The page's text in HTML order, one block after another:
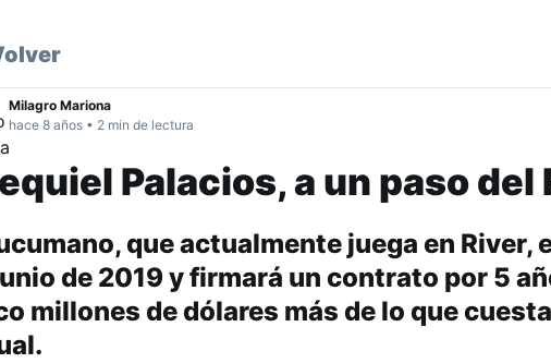
Milagro Mariona
hace 8 años • 2 min de lectura
Palacios, a un paso del
que actualmente juega en River,
de 2019 y firmará un contrato por 5
millones de dólares más de lo que